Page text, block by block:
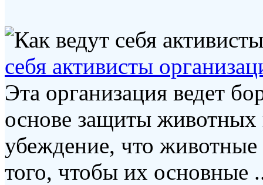
себя активисты
Эта организация ведет
основе защиты
убеждение, что
того, чтобы их основные